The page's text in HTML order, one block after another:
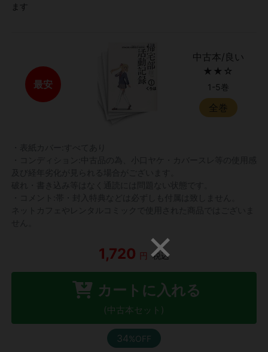
ます
最安
中古本/良い
★★☆
1-5巻
全巻
1,720 円 税込
カートに入れる
(中古本セット)
34%OFF